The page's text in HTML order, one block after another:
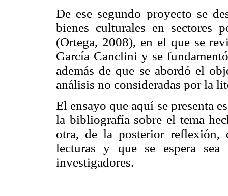
De ese segundo proyecto se
bienes culturales en sectores
(Ortega, 2008), en el que se
García Canclini y se
además de que se abordó el
análisis no consideradas por la
El ensayo que aquí se presenta
la bibliografía sobre el tema
otra, de la posterior reflexión,
lecturas y que se espera
investigadores.